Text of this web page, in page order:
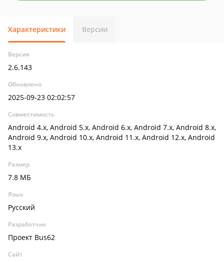
Характеристики Версии
Версия
2.6.143
Обновлено
2025-09-23 02:02:57
Совместимость
Android 4.x, Android 5.x, Android 6.x, Android 7.x, Android 8.x,
Android 9.x, Android 10.x, Android 11.x, Android 12.x, Android
13.x
Размер
7.8 МБ
Язык
Русский
Разработчик
Проект Bus62
Сайт